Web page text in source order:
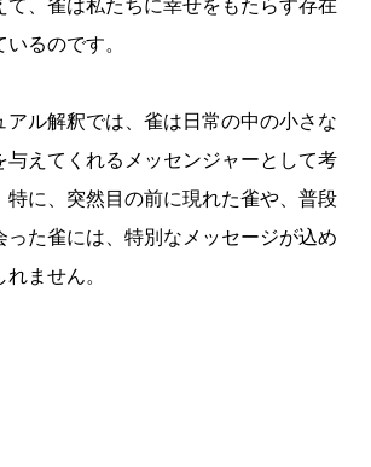
て、雀は私たちに幸せをもたらす存在
るのです。
アル解釈では、雀は日常の中の小さな
与えてくれるメッセンジャーとして考
特に、突然目の前に現れた雀や、普段
った雀には、特別なメッセージが込め
ません。